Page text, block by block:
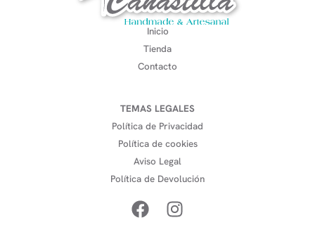
Inicio
Tienda
Contacto
TEMAS LEGALES
Política de Privacidad
Política de cookies
Aviso Legal
Política de Devolución